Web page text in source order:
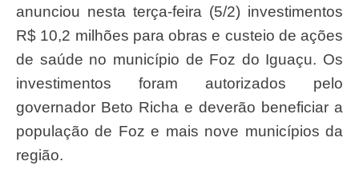
anunciou nesta terça-feira (5/2) investimentos
R$ 10,2 milhões para obras e custeio de ações
de saúde no município de Foz do Iguaçu. Os
investimentos foram autorizados pelo
governador Beto Richa e deverão beneficiar a
população de Foz e mais nove municípios da
região.